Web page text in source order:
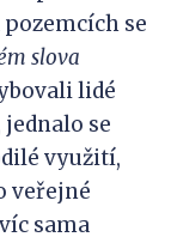
pozemcích se
slova
lidé
se
využití,
veřejné
sama